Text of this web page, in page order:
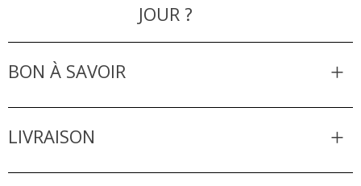
JOUR ?
BON À SAVOIR
LIVRAISON